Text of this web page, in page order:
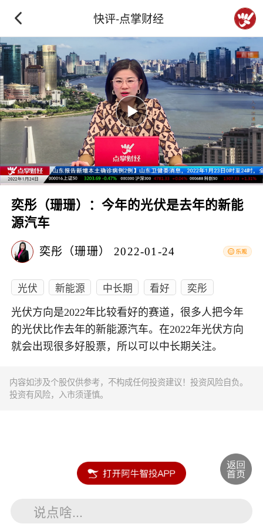
快评-点掌财经
奕彤（珊珊）：今年的光伏是去年的新能
源汽车
奕彤（珊珊） 2022-01-24
光伏 新能源 中长期 看好 奕彤
光伏方向是2022年比较看好的赛道，很多人把今年
的光伏比作去年的新能源汽车。在2022年光伏方向
就会出现很多好股票，所以可以中长期关注。
内容如涉及个股仅供参考，不构成任何投资建议！投资风险自负。
投资有风险，入市须谨慎。
说点啥...